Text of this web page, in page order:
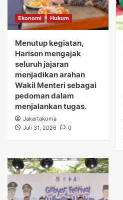
Ekonomi Hukum
Menutup kegiatan,
Harison mengajak
seluruh jajaran
menjadikan arahan
Wakil Menteri sebagai
pedoman dalam
menjalankan tugas.
Jakartakoma
Juli 31, 2026
0